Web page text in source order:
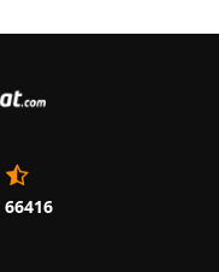
66416